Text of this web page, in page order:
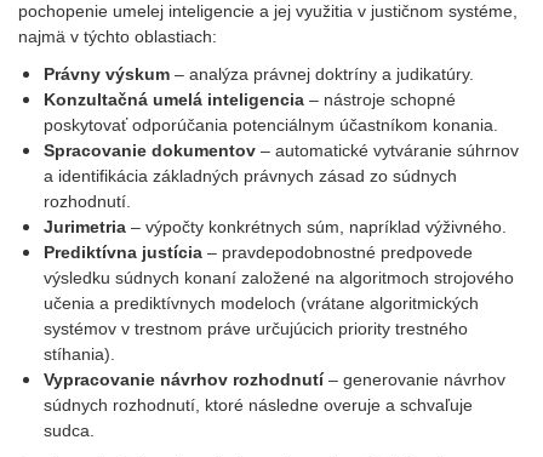
pochopenie umelej inteligencie a jej využitia v justičnom systéme,
najmä v týchto oblastiach:
Právny výskum – analýza právnej doktríny a judikatúry.
Konzultačná umelá inteligencia – nástroje schopné
poskytovať odporúčania potenciálnym účastníkom konania.
Spracovanie dokumentov – automatické vytváranie súhrnov
a identifikácia základných právnych zásad zo súdnych
rozhodnutí.
Jurimetria – výpočty konkrétnych súm, napríklad výživného.
Prediktívna justícia – pravdepodobnostné predpovede
výsledku súdnych konaní založené na algoritmoch strojového
učenia a prediktívnych modeloch (vrátane algoritmických
systémov v trestnom práve určujúcich priority trestného
stíhania).
Vypracovanie návrhov rozhodnutí– generovanie návrhov
súdnych rozhodnutí, ktoré následne overuje a schvaľuje
sudca.